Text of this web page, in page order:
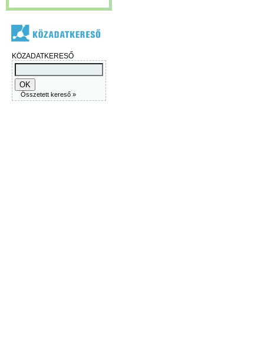
KÖZADATKERESŐ
Összetett kereső »